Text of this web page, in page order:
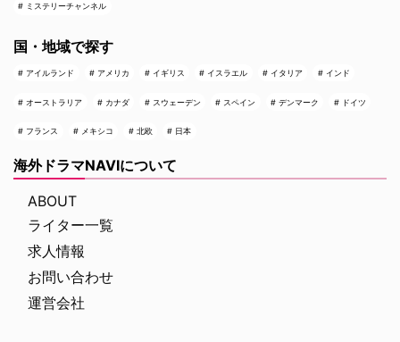
ミステリーチャンネル
国・地域で探す
アイルランド アメリカ イギリス イスラエル イタリア インド
オーストラリア カナダ スウェーデン スペイン デンマーク ドイツ
フランス メキシコ 北欧 日本
海外ドラマNAVIについて
ABOUT
ライター一覧
求人情報
お問い合わせ
運営会社